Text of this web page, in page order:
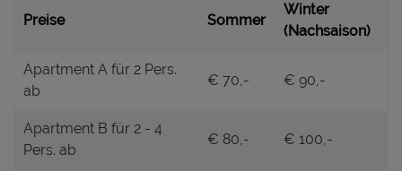
Preise Sommer
Winter
(Nachsaison)
Apartment A für 2 Pers.
ab
€ 70,- € 90,-
Apartment B für 2 - 4
Pers. ab
€ 80,- € 100,-